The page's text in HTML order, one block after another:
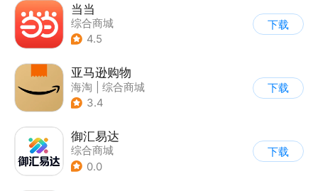
当当
综合商城
4.5
下载
亚马逊购物
海淘
综合商城
3.4
下载
御汇易达
综合商城
0.0
下载